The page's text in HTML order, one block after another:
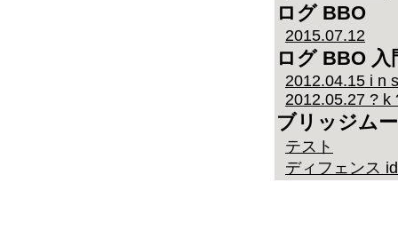
ログ BBO
2015.07.12
ログ BBO 入
2012.04.15 i n
2012.05.27 ? k
ブリッジム
テスト
ディフェンス